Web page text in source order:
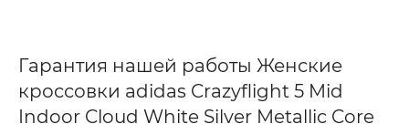
Гарантия нашей работы Женские
кроссовки adidas Crazyflight 5 Mid
Indoor Cloud White Silver Metallic Core